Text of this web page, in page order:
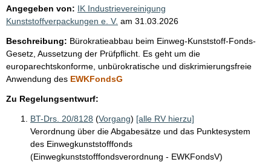
Angegeben von: IK Industrievereinigung
Kunststoffverpackungen e. V. am 31.03.2026
Beschreibung: Bürokratieabbau beim Einweg-Kunststoff-Fonds-
Gesetz, Aussetzung der Prüfpflicht. Es geht um die
europarechtskonforme, unbürokratische und diskrimierungsfreie
Anwendung des EWKFondsG
Zu Regelungsentwurf:
BT-Drs. 20/8128 (Vorgang) [alle RV hierzu]
Verordnung über die Abgabesätze und das Punktesystem
des Einwegkunststofffonds
(Einwegkunststofffondsverordnung - EWKFondsV)